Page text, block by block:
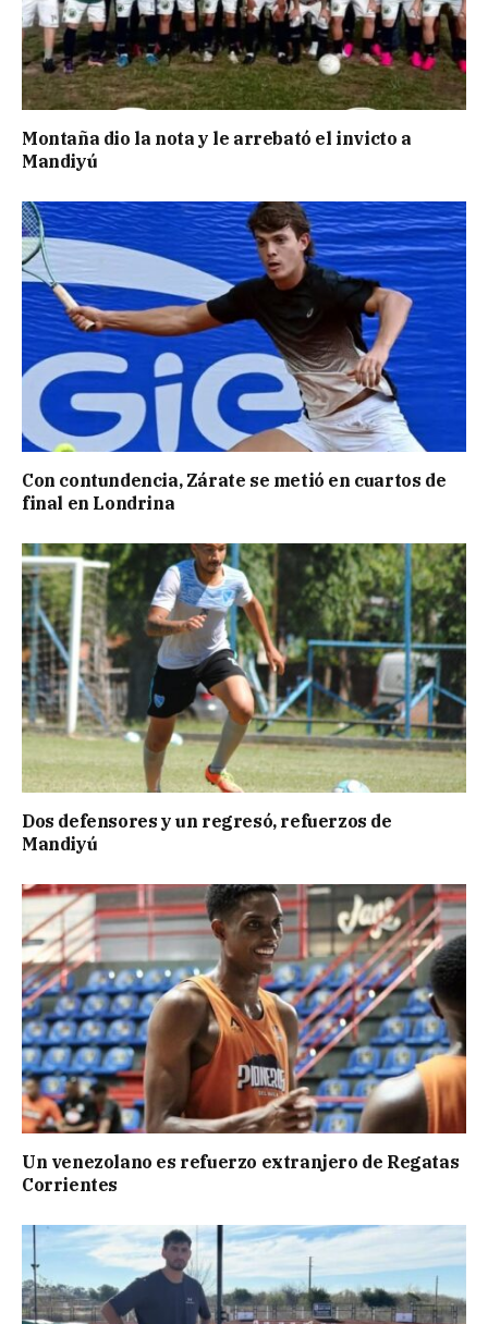
Montaña dio la nota y le arrebató el invicto a
Mandiyú
Con contundencia, Zárate se metió en cuartos de
final en Londrina
Dos defensores y un regresó, refuerzos de
Mandiyú
Un venezolano es refuerzo extranjero de Regatas
Corrientes